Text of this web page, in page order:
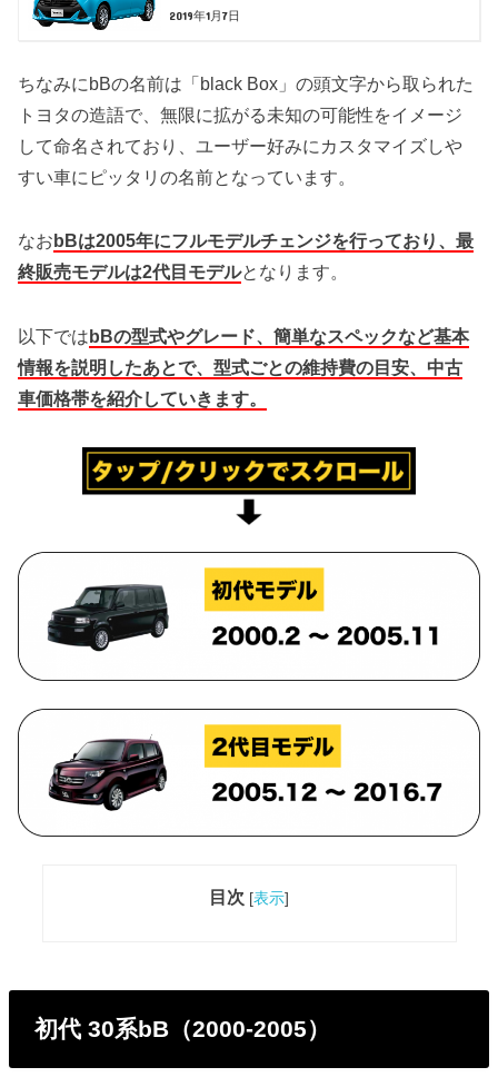
2019年1月7日
ちなみにbBの名前は「black Box」の頭文字から取られた
トヨタの造語で、無限に拡がる未知の可能性をイメージ
して命名されており、ユーザー好みにカスタマイズしや
すい車にピッタリの名前となっています。
なお bBは2005年にフルモデルチェンジを行っており、最
終販売モデルは2代目モデルとなります。
以下ではbBの型式やグレード、簡単なスペックなど基本
情報を説明したあとで、型式ごとの維持費の目安、中古
車価格帯を紹介していきます。
目次 [表示]
初代 30系bB（2000-2005）